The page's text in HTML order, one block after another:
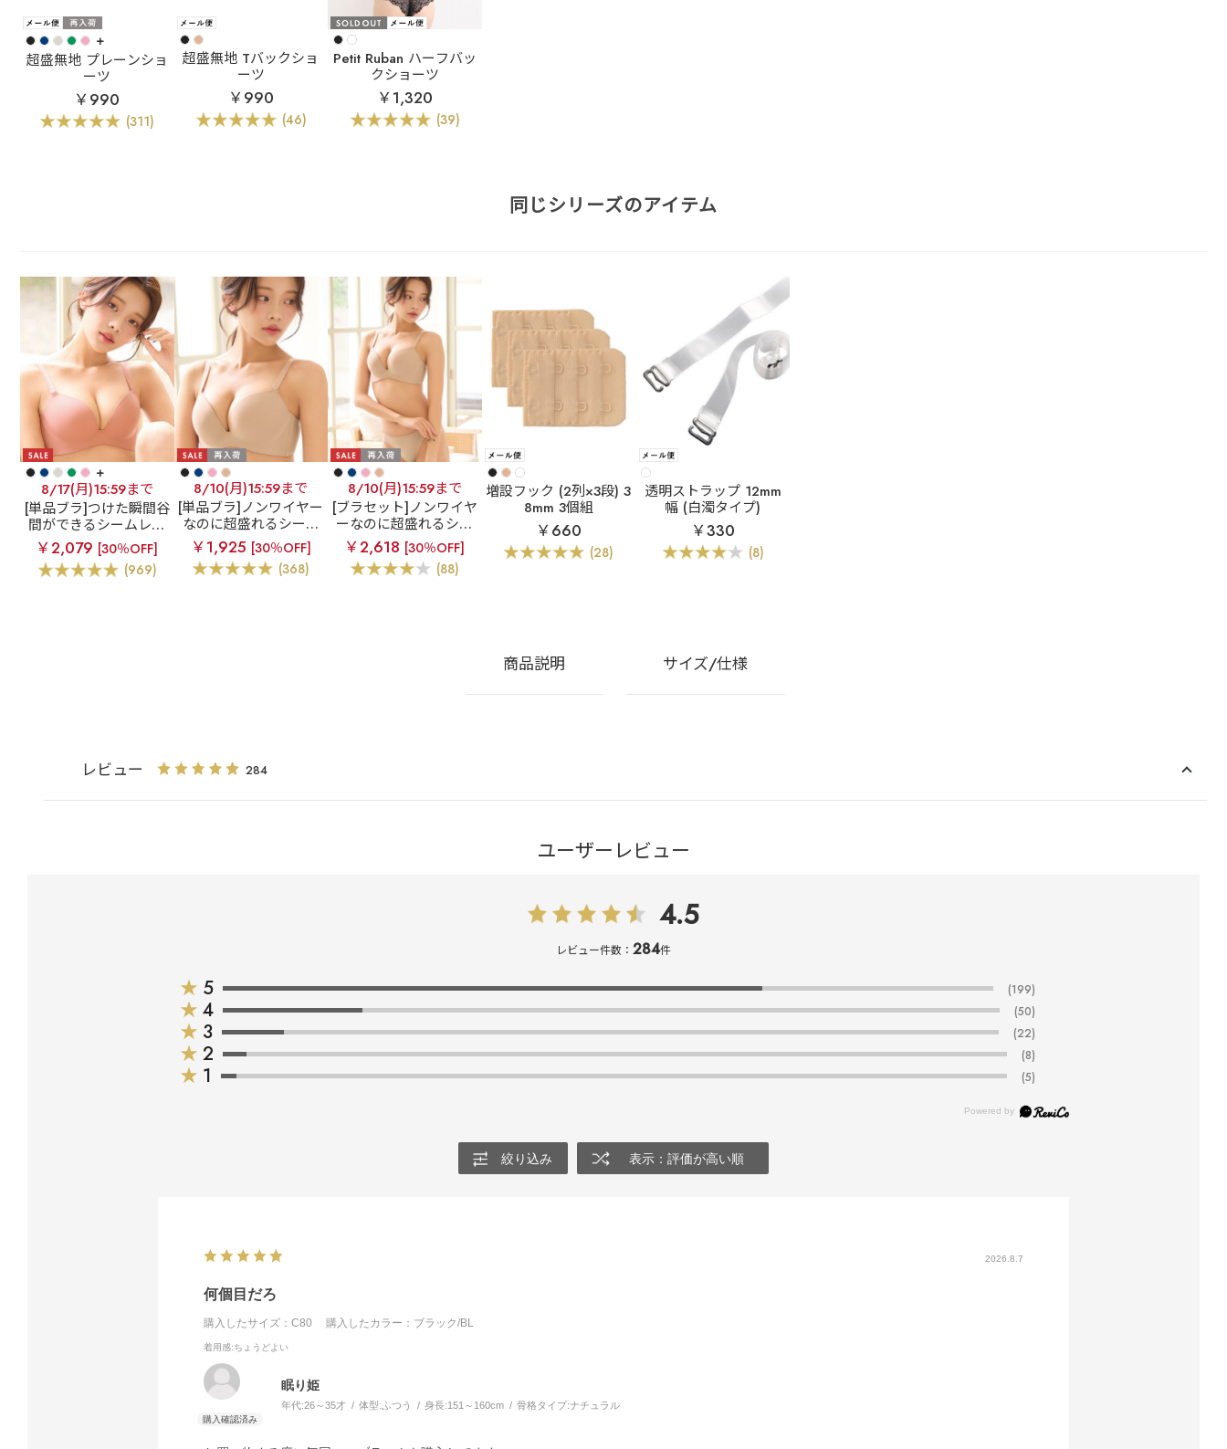
+
超盛無地 プレーンショ
ーツ
￥990
(311)
超盛無地 Tバックショ
ーツ
￥990
(46)
Petit Ruban ハーフバッ
クショーツ
￥1,320
(39)
同じシリーズのアイテム
+
8/17(月)15:59まで
[単品ブラ]つけた瞬間谷
間ができるシームレス
ブラ
超盛ブラ(R) シー
ムレス 単品ブラジャー
￥2,079 [30％OFF]
(969)
8/10(月)15:59まで
[単品ブラ]ノンワイヤー
なのに超盛れるシーム
レスブラ
【WEB限
定】ノンワイヤー 超盛
ブラ(R) シームレス 単
￥1,925 [30％OFF]
(368)
8/10(月)15:59まで
[ブラセット]ノンワイヤ
ーなのに超盛れるシー
ムレスブラ
【WEB限
定】ノンワイヤー 超盛
ブラ(R) シームレス ブ
￥2,618 [30％OFF]
(88)
増設フック (2列×3段) 3
8mm 3個組
￥660
(28)
透明ストラップ 12mm
幅 (白濁タイプ)
￥330
(8)
商品説明 サイズ/仕様
レビュー 284
ユーザーレビュー
4.5
レビュー件数： 284件
★ 5 (199)
★ 4 (50)
★ 3 (22)
★ 2 (8)
★ 1 (5)
絞り込み 表示：評価が高い順
2026.8.7
何個目だろ
購入したサイズ：C80 購入したカラー：ブラック/BL
着用感:ちょうどよい
眠り姫
年代:26～35才 体型: ふつう 身長:151～160cm 骨格タイプ:ナチュラル